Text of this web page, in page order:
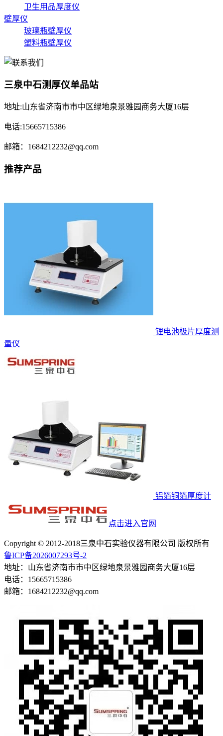
卫生用品厚度仪
壁厚仪
玻璃瓶壁厚仪
塑料瓶壁厚仪
三泉中石测厚仪单品站
地址:山东省济南市市中区绿地泉景雅园商务大厦16层
电话:15665715386
邮箱：1684212232@qq.com
推荐产品
锂电池极片厚度测
量仪
铝箔铜箔厚度计
点击进入官网
Copyright © 2012-2018三泉中石实验仪器有限公司 版权所有
鲁ICP备2026007293号-2
地址：山东省济南市市中区绿地泉景雅园商务大厦16层
电话：15665715386
邮箱：1684212232@qq.com